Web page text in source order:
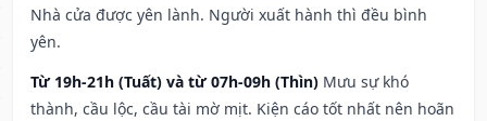
Nhà cửa được yên lành. Người xuất hành thì đều bình
yên.
Từ 19h-21h (Tuất) và từ 07h-09h (Thìn) Mưu sự khó
thành, cầu lộc, cầu tài mờ mịt. Kiện cáo tốt nhất nên hoãn